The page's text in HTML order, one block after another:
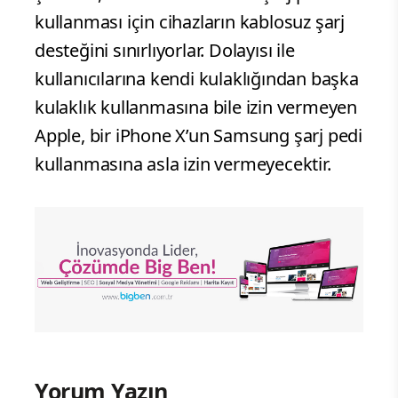
kullanması için cihazların kablosuz şarj
desteğini sınırlıyorlar. Dolayısı ile
kullanıcılarına kendi kulaklığından başka
kulaklık kullanmasına bile izin vermeyen
Apple, bir iPhone X’un Samsung şarj pedi
kullanmasına asla izin vermeyecektir.
Yorum Yazın